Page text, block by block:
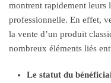
montrent rapidement leurs
professionnelle. En effet,
la vente d’un produit
nombreux éléments liés
Le statut du